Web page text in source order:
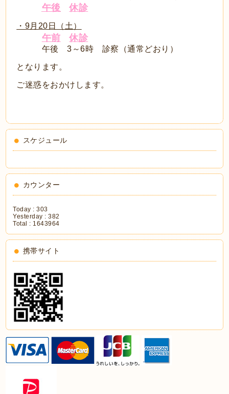
午後 休診
・9月20日（土）
午前 休診
午後 3～6時 診察（通常どおり）
となります。
ご迷惑をおかけします。
スケジュール
カウンター
Today :303
Yesterday :382
Total : 1643964
携帯サイト